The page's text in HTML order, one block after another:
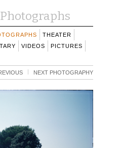
Photographs
THEATER
VIDEOS
PICTURES
NEXT PHOTOGRAPHY